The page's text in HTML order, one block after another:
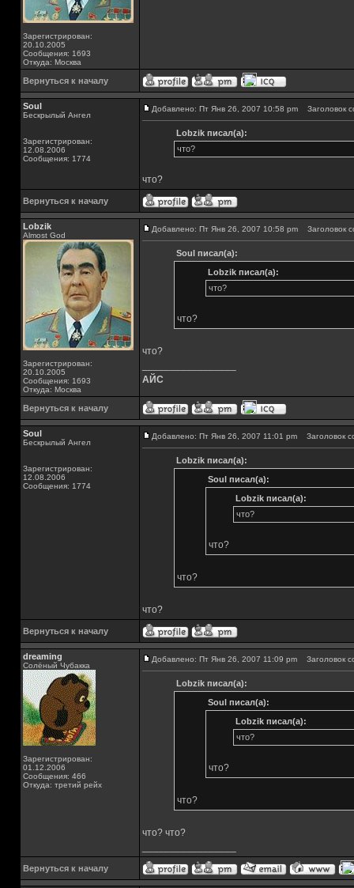
Зарегистрирован:
20.10.2005
Сообщения: 1693
Откуда: Москва
Вернуться к началу
Soul
Бескрылый Ангел
Зарегистрирован:
12.08.2006
Сообщения: 1774
Добавлено: Пт Янв 26, 2007 10:58 pm Заголовок
Lobzik писал(а):
что?
что?
Вернуться к началу
Lobzik
Almost God
Зарегистрирован:
20.10.2005
Сообщения: 1693
Откуда: Москва
Добавлено: Пт Янв 26, 2007 10:58 pm Заголовок
Soul писал(а):
Lobzik писал(а):
что?
что?
что?
АЙС
Вернуться к началу
Soul
Бескрылый Ангел
Зарегистрирован:
12.08.2006
Сообщения: 1774
Добавлено: Пт Янв 26, 2007 11:01 pm Заголовок
Lobzik писал(а):
Soul писал(а):
Lobzik писал(а):
что?
что?
что?
что?
Вернуться к началу
dreaming
Солёный Чубакка
Зарегистрирован:
01.12.2006
Сообщения: 466
Откуда: третий рейх
Добавлено: Пт Янв 26, 2007 11:09 pm Заголовок
Lobzik писал(а):
Soul писал(а):
Lobzik писал(а):
что?
что?
что?
что? что?
Вернуться к началу